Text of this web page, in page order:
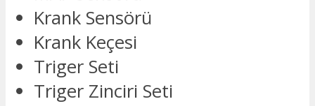
Krank Sensörü
Krank Keçesi
Triger Seti
Triger Zinciri Seti